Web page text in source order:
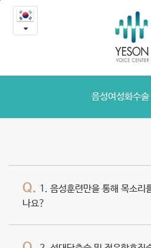
음
성
성
수
Q&A
음성여성화수
Q. 1. 음성훈련만을 통해 목소리
나요?